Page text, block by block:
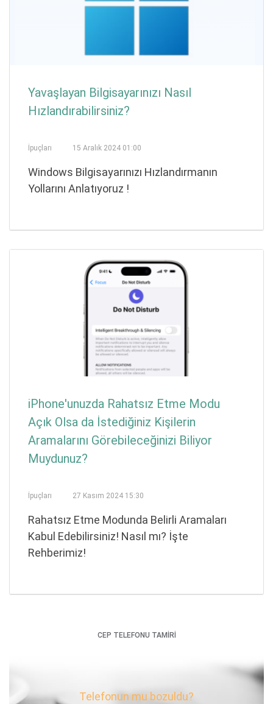
Yavaşlayan Bilgisayarınızı Nasıl
Hızlandırabilirsiniz?
İpuçları 15 Aralık 2024 01:00
Windows Bilgisayarınızı Hızlandırmanın
Yollarını Anlatıyoruz !
iPhone'unuzda Rahatsız Etme Modu
Açık Olsa da İstediğiniz Kişilerin
Aramalarını Görebileceğinizi Biliyor
Muydunuz?
İpuçları 27 Kasım 2024 15:30
Rahatsız Etme Modunda Belirli Aramaları
Kabul Edebilirsiniz! Nasıl mı? İşte
Rehberimiz!
CEP TELEFONU TAMİRİ
Telefonun mu bozuldu?